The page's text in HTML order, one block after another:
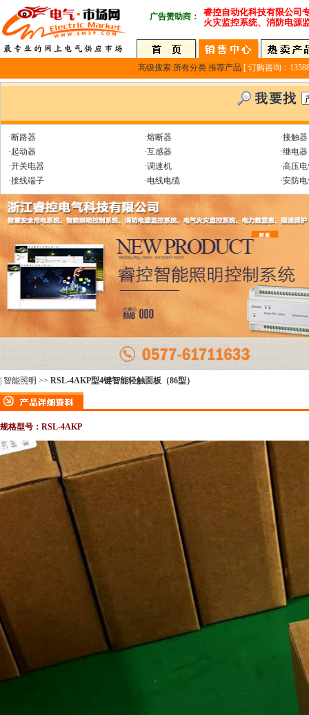
广告赞助商：
睿控自动化科技有限公司
火灾监控系统、消防电源
高级搜索 所有分类 推荐产品 [ 订购咨询：
·断路器 ·熔断器
·接触器
·起动器
·互感器
·继电器
·开关电器
·调速机
·高压
·接线端子
·电线电缆 ·安防
智能照明 >> RSL-4AKP型4键智能轻触面板（86型）
规格型号：RSL-4AKP